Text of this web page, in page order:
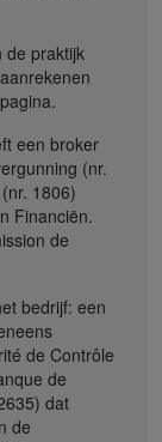
de praktijk
een broker
(nr.
1806)
Financiën.
de
bedrijf: een
de Contrôle
de
dat
de